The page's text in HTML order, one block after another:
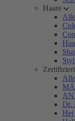
Haare
Dr.
Hej